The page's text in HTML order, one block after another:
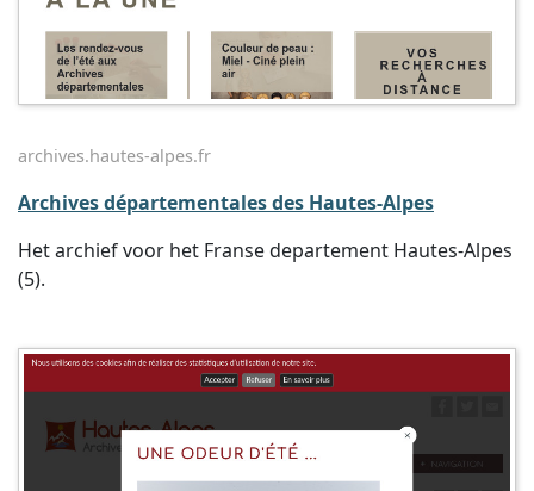
archives.hautes-alpes.fr
Archives départementales des Hautes-Alpes
Het archief voor het Franse departement Hautes-Alpes
(5).